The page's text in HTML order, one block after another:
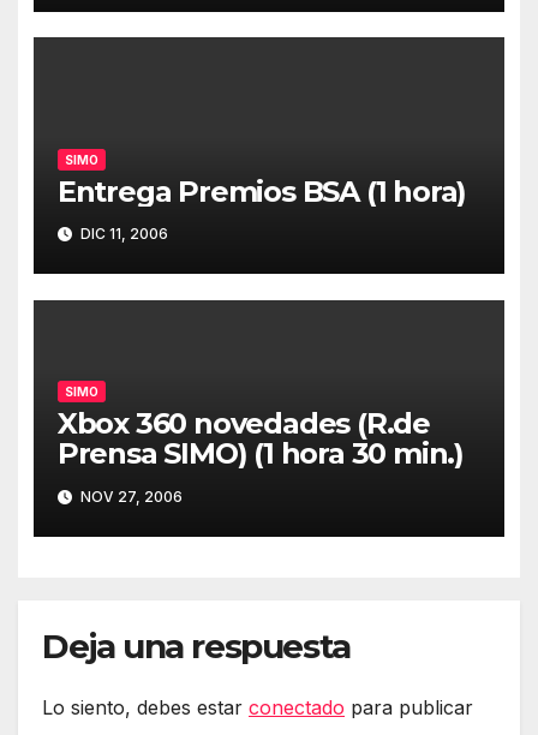
SIMO
Entrega Premios BSA (1 hora)
DIC 11, 2006
SIMO
Xbox 360 novedades (R.de
Prensa SIMO) (1 hora 30 min.)
NOV 27, 2006
Deja una respuesta
Lo siento, debes estar conectado para publicar